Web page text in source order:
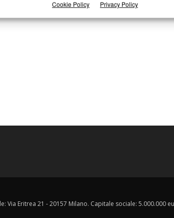
Cookie Policy Privacy Policy
Via Eritrea 21 - 20157 Milano. Capitale sociale: 5.000.000